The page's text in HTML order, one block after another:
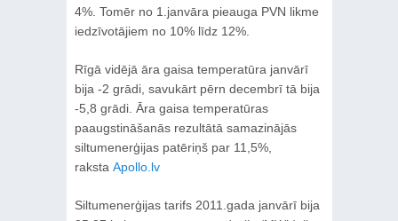
4%. Tomēr no 1.janvāra pieauga PVN likme
iedzīvotājiem no 10% līdz 12%.
Rīgā vidējā āra gaisa temperatūra janvārī
bija -2 grādi, savukārt pērn decembrī tā bija
-5,8 grādi. Āra gaisa temperatūras
paaugstināšanās rezultātā samazinājās
siltumenerģijas patēriņš par 11,5%,
raksta Apollo.lv
Siltumenerģijas tarifs 2011.gada janvārī bija